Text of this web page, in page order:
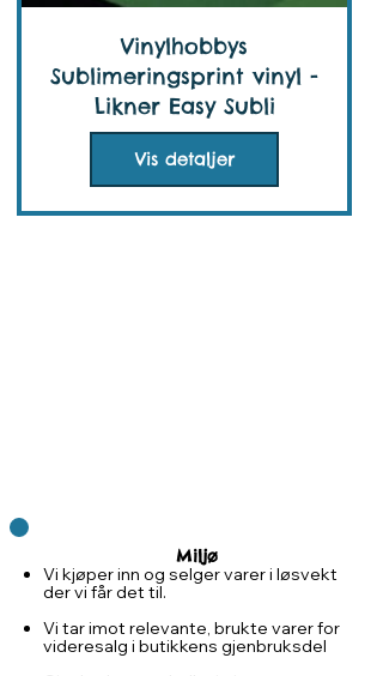
Vinylhobbys
Sublimeringsprint vinyl -
Likner Easy Subli
Vis detaljer
Miljø
Vi kjøper inn og selger varer i løsvekt
der vi får det til.
Vi tar imot relevante, brukte varer for
videresalg i butikkens gjenbruksdel